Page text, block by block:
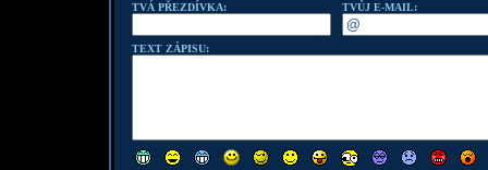
TVÁ PŘEZDÍVKA: TVŮJ E-MAIL:
TEXT ZÁPISU: